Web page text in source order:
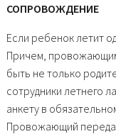
СОПРОВОЖДЕНИЕ
Если ребенок летит
Причем,
быть не только
сотрудники летнего
анкету в
Провожающий